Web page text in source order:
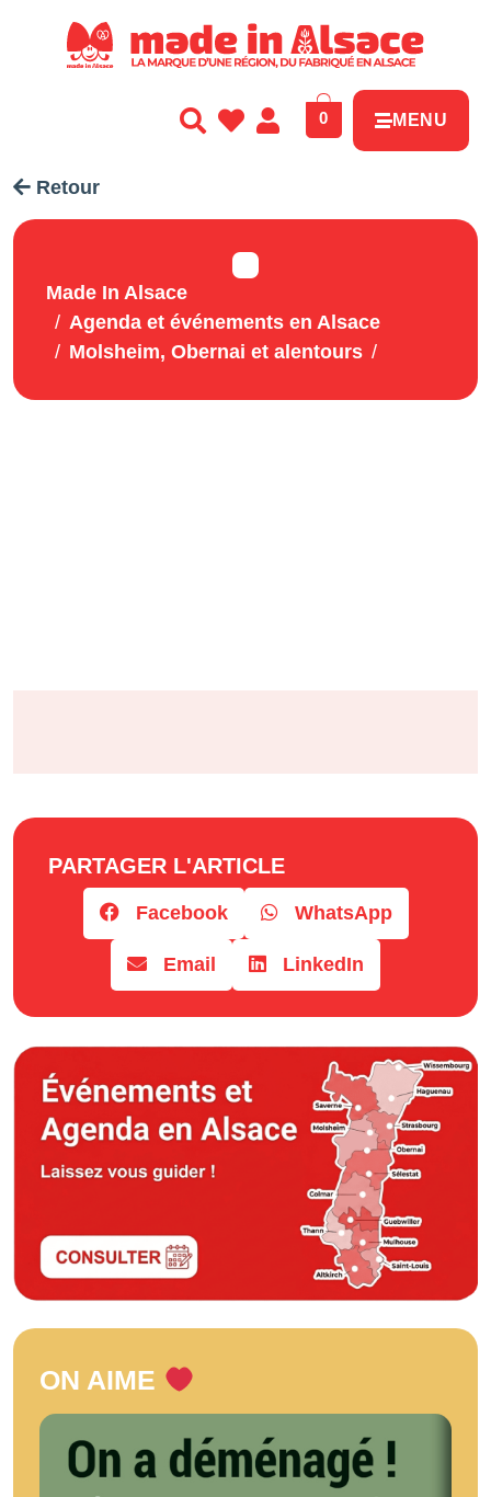
0 MENU
Retour
Made In Alsace
Agenda et événements en Alsace
Molsheim, Obernai et alentours
PARTAGER L'ARTICLE
Facebook WhatsApp
Email LinkedIn
ON AIME